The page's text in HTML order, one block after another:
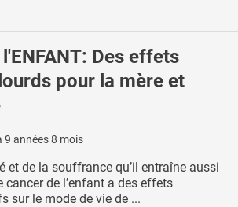
l'ENFANT: Des effets
pour la mère et
9 années 8 mois
et de la souffrance qu’il entraîne aussi
cancer de l’enfant a des effets
sur le mode de vie de ...